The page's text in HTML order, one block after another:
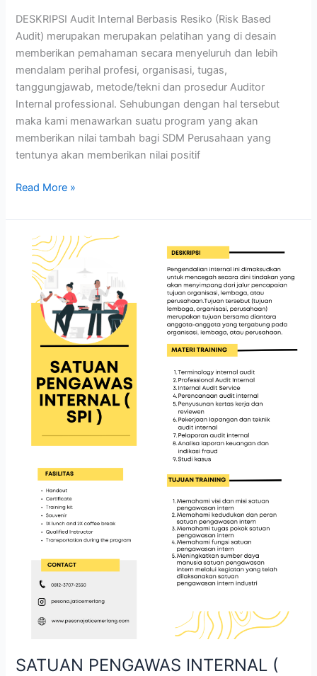
DESKRIPSI Audit Internal Berbasis Resiko (Risk Based
Audit) merupakan merupakan pelatihan yang di desain
memberikan pemahaman secara menyeluruh dan lebih
mendalam perihal profesi, organisasi, tugas,
tanggungjawab, metode/tekni dan prosedur Auditor
Internal professional. Sehubungan dengan hal tersebut
maka kami menawarkan suatu program yang akan
memberikan nilai tambah bagi SDM Perusahaan yang
tentunya akan memberikan nilai positif
Read More »
SATUAN PENGAWAS INTERNAL (
SATUAN
PENGAWAS
INTERNAL